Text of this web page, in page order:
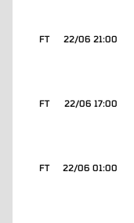
22/06 21:00
FT
22/06 17:00
FT
22/06 01:00
FT